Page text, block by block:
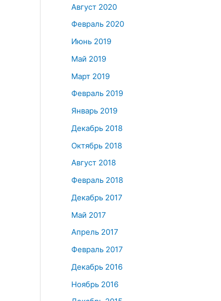
Август 2020
Февраль 2020
Июнь 2019
Май 2019
Март 2019
Февраль 2019
Январь 2019
Декабрь 2018
Октябрь 2018
Август 2018
Февраль 2018
Декабрь 2017
Май 2017
Апрель 2017
Февраль 2017
Декабрь 2016
Ноябрь 2016